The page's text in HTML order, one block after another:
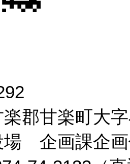
郡甘楽町大
場 企画課企